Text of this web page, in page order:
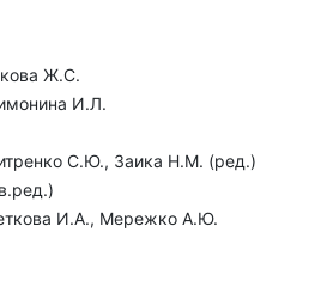
Ж.С.
И.Л.
С.Ю., Заика Н.М. (ред.)
И.А., Мережко А.Ю.